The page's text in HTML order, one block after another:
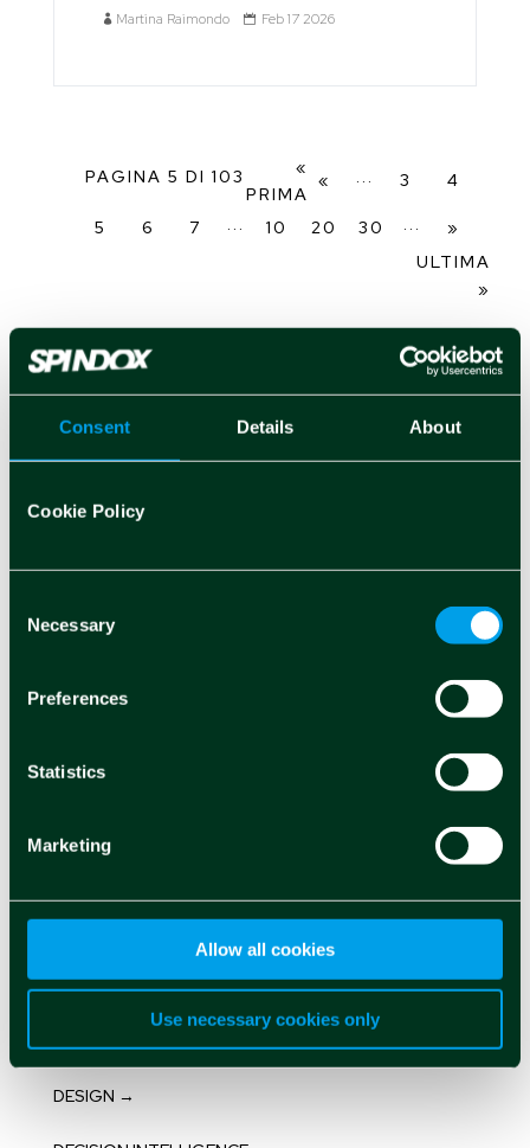
Consent Details About
Cookie Policy
Selection
Necessary
Preferences
Statistics
Marketing
Allow all cookies
Use necessary cookies only
Martina Raimondo Feb 17 2026
PAGINA 5 DI 103
«
PRIMA
« ... 3 4
5 6 7 ... 10 20 30 ...
»
ULTIMA
»
Cosa ci sta a cuore
ARTIFICIAL INTELLIGENCE →
CONTINUOUS INTELLIGENCE →
CYBERSECURITY →
DESIGN →